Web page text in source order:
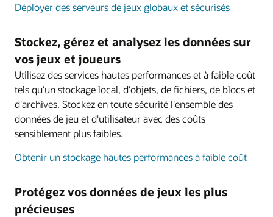
Déployer des serveurs de jeux globaux et sécurisés
Stockez, gérez et analysez les données sur
vos jeux et joueurs
Utilisez des services hautes performances et à faible coût
tels qu'un stockage local, d'objets, de fichiers, de blocs et
d'archives. Stockez en toute sécurité l'ensemble des
données de jeu et d'utilisateur avec des coûts
sensiblement plus faibles.
Obtenir un stockage hautes performances à faible coût
Protégez vos données de jeux les plus
précieuses